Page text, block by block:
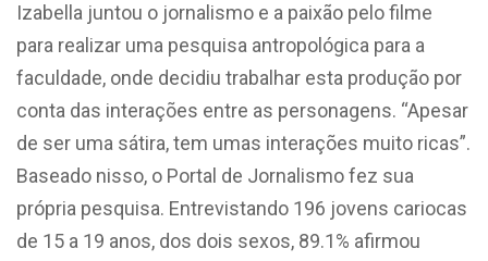
Izabella juntou o jornalismo e a paixão pelo filme
para realizar uma pesquisa antropológica para a
faculdade, onde decidiu trabalhar esta produção por
conta das interações entre as personagens. “Apesar
de ser uma sátira, tem umas interações muito ricas”.
Baseado nisso, o Portal de Jornalismo fez sua
própria pesquisa. Entrevistando 196 jovens cariocas
de 15 a 19 anos, dos dois sexos, 89.1% afirmou